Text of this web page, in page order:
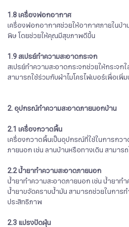
1.8 เครื่องฟอกอากาศ
เครื่องฟอกอากาศช่วยให้อากาศภายในบ้า
พิษ โดยช่วยให้คุณมีสุขภาพดีขึ้น
1.9 สเปรย์ทำความสะอาดกระจก
สเปรย์ทำความสะอาดกระจกช่วยให้กระจก
สามารถใช้ร่วมกับผ้าไมโครไฟเบอร์เพื่อเพิ่
2. อุปกรณ์ทำความสะอาดภายนอกบ้าน
2.1 เครื่องกวาดพื้น
เครื่องกวาดพื้นเป็นอุปกรณ์ที่ใช้ในการกวา
ภายนอก เช่น ลานบ้านหรือทางเดิน สามาร
2.2 น้ำยาทำความสะอาดภายนอก
น้ำยาทำความสะอาดภายนอก เช่น น้ำยาท
น้ำยาขจัดคราบน้ำมัน สามารถช่วยในการ
ประสิทธิภาพ
2.3 แปรงปัดฝุ่น